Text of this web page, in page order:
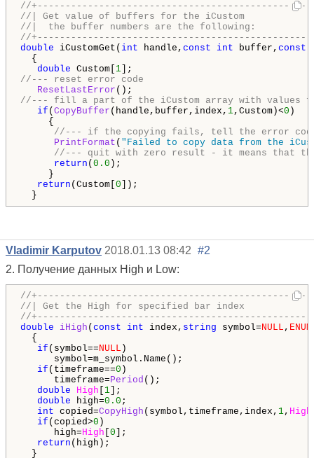
//
//| Get value of buffers for the iCustom
//|  the buffer numbers are the following:
//
double iCustomGet( int handle, const int buffer, const
{
double Custom[ 1
//--- reset error code
ResetLastError
//--- fill a part of the iCustom array with values
if ( CopyBuffer (handle,buffer,index, 1,Custom)<0 )
{
//--- if the copying fails, tell the error
PrintFormat ( "Failed to copy data from the
//--- quit with zero result - it means that
return ( 0.0 );
}
return (Custom[ 0 ]);
}
Vladimir Karputov 2018.01.13 08:42 #2
2. Получение данных High и Low:
//
//| Get the High for specified bar index
//
double
iHigh ( const int index, string symbol=NULL ,
{
if (symbol==NULL )
symbol=m_symbol.Name();
if (timeframe==0 )
timeframe=Period ();
double
High 1 ];
double high=0.0 ;
int copied=CopyHigh (symbol,timeframe,index, 1, High
if (copied>0 )
high=High 0 ];
return (high);